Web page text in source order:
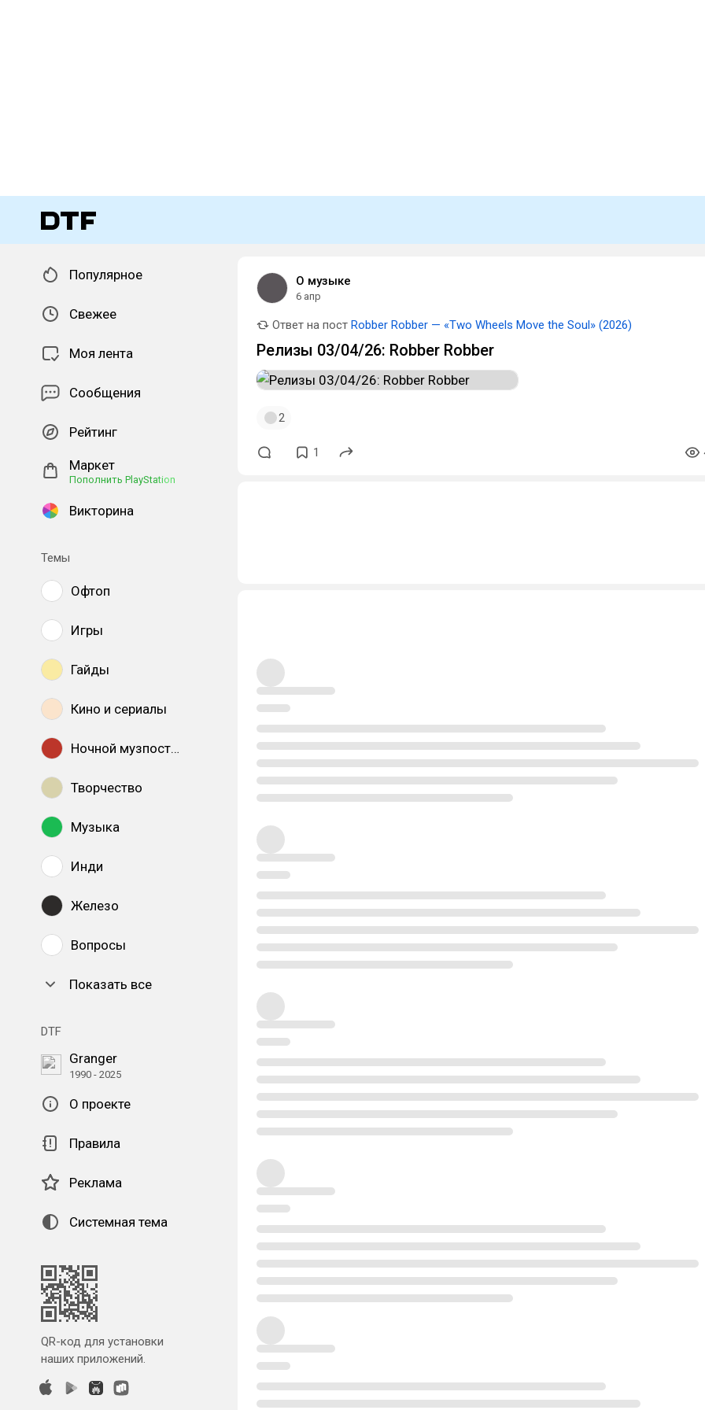
Популярное
Свежее
Моя лента
Сообщения
Рейтинг
Маркет
Пополнить PlayStation
Викторина
Темы
Офтоп
Игры
Гайды
Кино и сериалы
Ночной музпостинг
Творчество
Музыка
Инди
Железо
Вопросы
Показать все
DTF
Granger
1990 - 2025
О проекте
Правила
Реклама
Системная тема
QR-код для установки
наших приложений.
О музыке
6 апр
Ответ на пост Robber Robber — «Two Wheels Move the Soul» (2026)
Релизы 03/04/26: Robber Robber
2
1